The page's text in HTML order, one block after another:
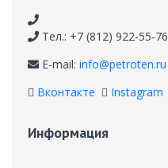
Тел.: +7 (812) 922-55-76
E-mail: info@petroten.ru
Вконтакте
Instagram
Информация